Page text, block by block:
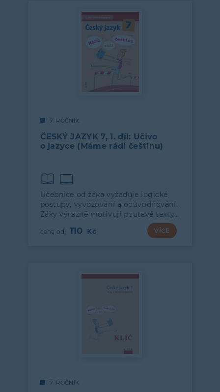
7. ROČNÍK
ČESKÝ JAZYK 7, 1. díl: Učivo
o jazyce (Máme rádi češtinu)
Učebnice od žáka vyžaduje logické
postupy, vyvozování a odůvodňování.
Žáky výrazně motivují poutavé texty…
110 VÍCE
7. ROČNÍK